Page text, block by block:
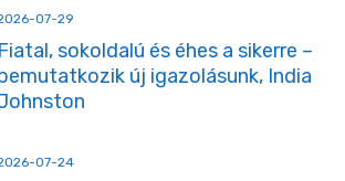
07-29
Fiatal, sokoldalú és éhes a sikerre –
új igazolásunk, India
07-24